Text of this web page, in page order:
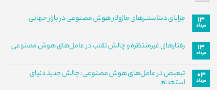
۱۳
مرداد
مزایای دیتاسنترهای ماژولار هوش مصنوعی در بازار جهانی
برای
مزایای
مصنوعی
در
بازار
ثبت
نشده ۱۳
مرداد
رفتارهای غیرمنتظره و چالش تقلب در عامل‌های هوش مصنوعی
برای
رفتارهای
غیرمنتظره
ثبت
نشده ۰۳
مرداد
تبعیض در عامل‌های هوش مصنوعی: چالش جدید دنیای
استخدام